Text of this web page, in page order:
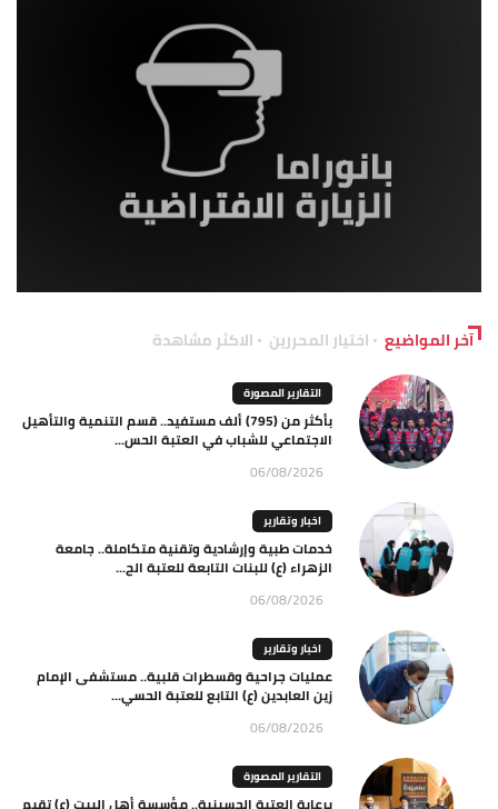
آخر المواضيع اختيار المحررين الاكثر مشاهدة
التقارير المصورة
بأكثر من (795) ألف مستفيد.. قسم التنمية والتأهيل
الاجتماعي للشباب في العتبة الحس...
06/08/2026
اخبار وتقارير
خدمات طبية وإرشادية وتقنية متكاملة.. جامعة
الزهراء (ع) للبنات التابعة للعتبة الح...
06/08/2026
اخبار وتقارير
عمليات جراحية وقسطرات قلبية.. مستشفى الإمام
زين العابدين (ع) التابع للعتبة الحسي...
06/08/2026
التقارير المصورة